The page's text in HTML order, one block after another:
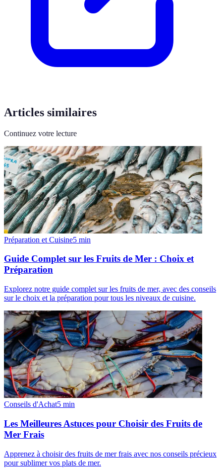
Articles similaires
Continuez votre lecture
Préparation et Cuisine5 min
Guide Complet sur les Fruits de Mer : Choix et
Préparation
Explorez notre guide complet sur les fruits de mer, avec des conseils
sur le choix et la préparation pour tous les niveaux de cuisine.
Conseils d'Achat5 min
Les Meilleures Astuces pour Choisir des Fruits de
Mer Frais
Apprenez à choisir des fruits de mer frais avec nos conseils précieux
pour sublimer vos plats de mer.